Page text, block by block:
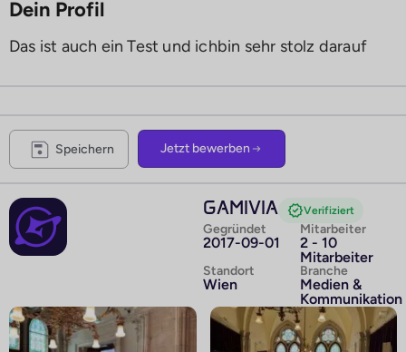
Dein Profil
Das ist auch ein Test und ichbin sehr stolz darauf
Speichern Jetzt bewerben
GAMIVIA Verifiziert
Gegründet
2017-09-01
Mitarbeiter
2 - 10
Mitarbeiter
Standort
Wien
Branche
Medien &
Kommunikation